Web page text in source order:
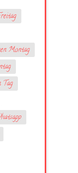
Montag
Tag